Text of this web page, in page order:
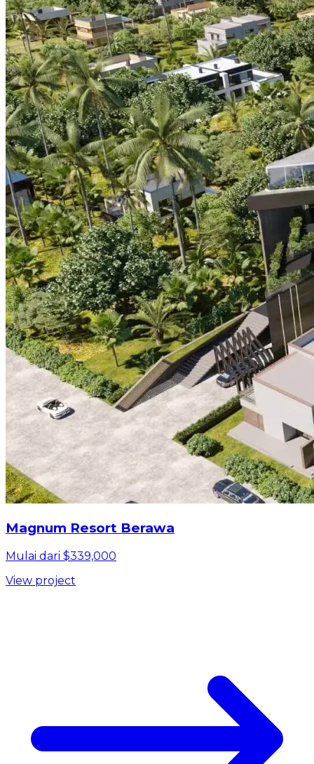
Magnum Resort Berawa
Mulai dari $339,000
View project